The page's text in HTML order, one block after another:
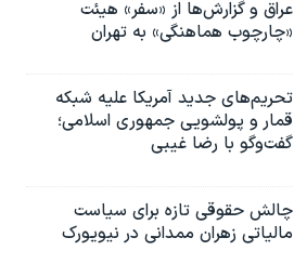
عراق و گزارش‌ها از «سفر» هیئت
«چارچوب هماهنگی» به تهران
تحریم‌های جدید آمریکا علیه شبکه
قمار و پولشویی جمهوری اسلامی؛
گفت‌وگو با رضا غیبی
چالش حقوقی تازه برای سیاست
مالیاتی زهران ممدانی در نیویورک